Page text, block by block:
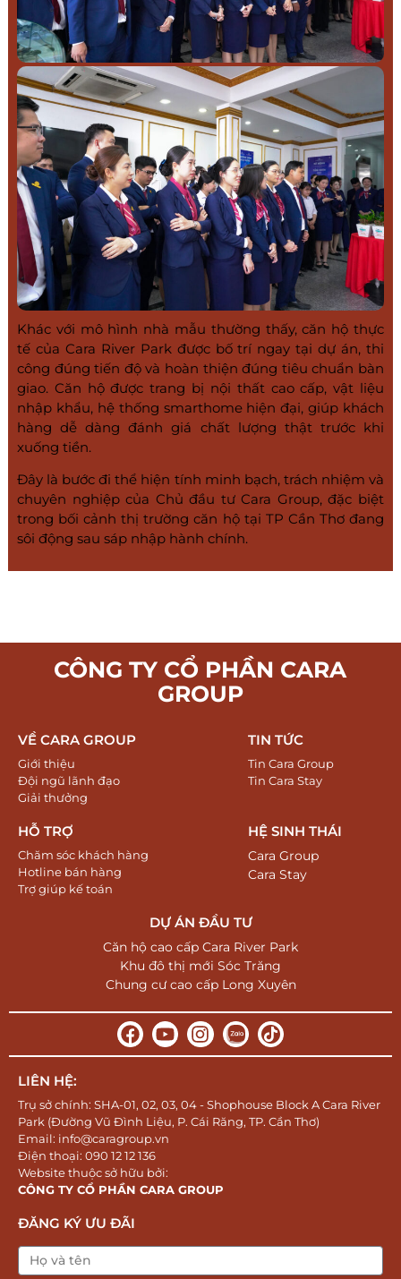
Khác với mô hình nhà mẫu thường thấy, căn hộ thực
tế của Cara River Park được bố trí ngay tại dự án, thi
công đúng tiến độ và hoàn thiện đúng tiêu chuẩn bàn
giao. Căn hộ được trang bị nội thất cao cấp, vật liệu
nhập khẩu, hệ thống smarthome hiện đại, giúp khách
hàng dễ dàng đánh giá chất lượng thật trước khi
xuống tiền.
Đây là bước đi thể hiện tính minh bạch, trách nhiệm và
chuyên nghiệp của Chủ đầu tư Cara Group, đặc biệt
trong bối cảnh thị trường căn hộ tại TP Cần Thơ đang
sôi động sau sáp nhập hành chính.
CÔNG TY CỔ PHẦN CARA
GROUP
VỀ CARA GROUP
Giới thiệu
Đội ngũ lãnh đạo
Giải thưởng
TIN TỨC
Tin Cara Group
Tin Cara Stay
HỖ TRỢ
Chăm sóc khách hàng
Hotline bán hàng
Trợ giúp kế toán
HỆ SINH THÁI
Cara Group
Cara Stay
DỰ ÁN ĐẦU TƯ
Căn hộ cao cấp Cara River Park
Khu đô thị mới Sóc Trăng
Chung cư cao cấp Long Xuyên
LIÊN HỆ:
Trụ sở chính: SHA-01, 02, 03, 04 - Shophouse Block A Cara River
Park (Đường Vũ Đình Liệu, P. Cái Răng, TP. Cần Thơ)
Email: info@caragroup.vn
Điện thoại: 090 12 12 136
Website thuộc sở hữu bởi:
CÔNG TY CỔ PHẦN CARA GROUP
ĐĂNG KÝ ƯU ĐÃI